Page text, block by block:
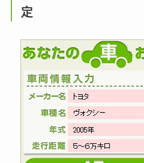
定